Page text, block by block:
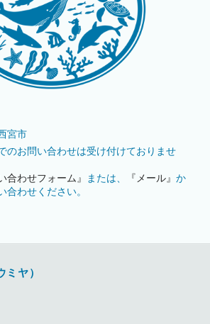
宮市
のお問い合わせは受け付けておりませ
合わせフォーム』
または、 『メール』か
合わせください。
ヤ）